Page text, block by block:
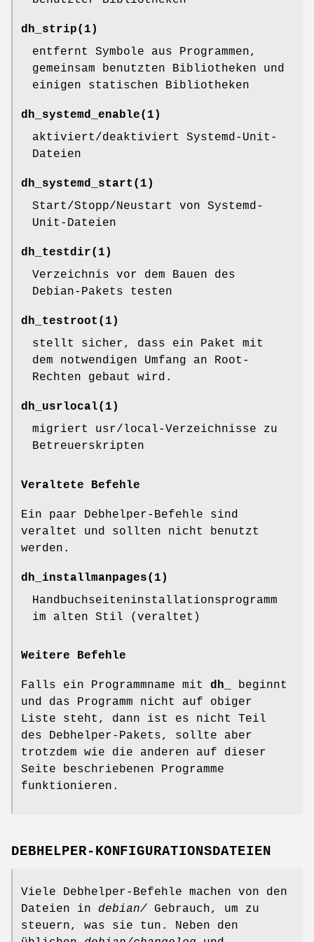
dh_strip(1)
entfernt Symbole aus Programmen,
gemeinsam benutzten Bibliotheken und
einigen statischen Bibliotheken
dh_systemd_enable(1)
aktiviert/deaktiviert Systemd-Unit-
Dateien
dh_systemd_start (1)
Start/Stopp/Neustart von Systemd-
Unit-Dateien
dh_testdir(1)
Verzeichnis vor dem Bauen des
Debian-Pakets testen
dh_testroot (1)
stellt sicher, dass ein Paket mit
dem notwendigen Umfang an Root-
Rechten gebaut wird.
dh_usrlocal(1)
migriert usr/local-Verzeichnisse zu
Betreuerskripten
Veraltete Befehle
Ein paar Debhelper-Befehle sind
veraltet und sollten nicht benutzt
werden.
dh_installmanpages(1)
Handbuchseiteninstallationsprogramm
im alten Stil (veraltet)
Weitere Befehle
Falls ein Programmname mit dh_
beginnt
und das Programm nicht auf obiger
Liste steht, dann ist es nicht Teil
des Debhelper-Pakets, sollte aber
trotzdem wie die anderen auf dieser
Seite beschriebenen Programme
funktionieren.
DEBHELPER-KONFIGURATIONSDATEIEN
Viele Debhelper-Befehle machen von den
Dateien in debian/ Gebrauch, um zu
steuern, was sie tun. Neben den